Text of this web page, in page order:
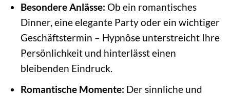
Besondere Anlässe: Ob ein romantisches
Dinner, eine elegante Party oder ein wichtiger
Geschäftstermin – Hypnôse unterstreicht Ihre
Persönlichkeit und hinterlässt einen
bleibenden Eindruck.
Romantische Momente: Der sinnliche und